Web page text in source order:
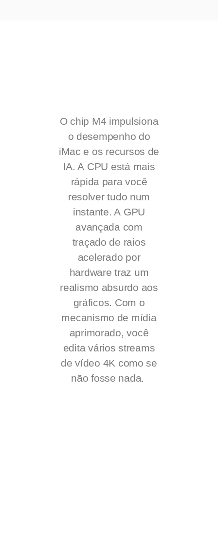
O chip M4 impulsiona
o desempenho do
iMac e os recursos de
IA. A CPU está mais
rápida para você
resolver tudo num
instante. A GPU
avançada com
traçado de raios
acelerado por
hardware traz um
realismo absurdo aos
gráficos. Com o
mecanismo de mídia
aprimorado, você
edita vários streams
de vídeo 4K como se
não fosse nada.